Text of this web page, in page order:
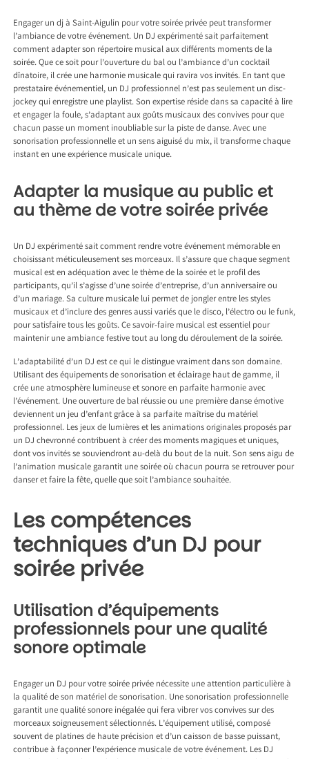
Engager undj à Saint-Aigulin pour votre soirée privée peut transformer
l’ambiance de votre événement. Un DJ expérimenté sait parfaitement
comment adapter son répertoire musical aux différents moments de la
soirée. Que ce soit pour l’ouverture du bal ou l’ambiance d’un cocktail
dînatoire, il crée une harmonie musicale qui ravira vos invités. En tant que
prestataire événementiel, un DJ professionnel n’est pas seulement un disc-
jockey qui enregistre une playlist. Son expertise réside dans sa capacité à lire
et engager la foule, s’adaptant aux goûts musicaux des convives pour que
chacun passe un moment inoubliable sur la piste de danse. Avec une
sonorisation professionnelle et un sens aiguisé du mix, il transforme chaque
instant en une expérience musicale unique.
Adapter la musique au public et
au thème de votre soirée privée
Un DJ expérimenté sait comment rendre votre événement mémorable en
choisissant méticuleusement ses morceaux. Il s’assure que chaque segment
musical est en adéquation avec le thème de la soirée et le profil des
participants, qu’il s’agisse d’une soirée d’entreprise, d’un anniversaire ou
d’un mariage. Sa culture musicale lui permet de jongler entre les styles
musicaux et d’inclure des genres aussi variés que le disco, l’électro ou le funk,
pour satisfaire tous les goûts. Ce savoir-faire musical est essentiel pour
maintenir une ambiance festive tout au long du déroulement de la soirée.
L’adaptabilité d’un DJ est ce qui le distingue vraiment dans son domaine.
Utilisant des équipements de sonorisation et éclairage haut de gamme, il
crée une atmosphère lumineuse et sonore en parfaite harmonie avec
l’événement. Une ouverture de bal réussie ou une première danse émotive
deviennent un jeu d’enfant grâce à sa parfaite maîtrise du matériel
professionnel. Les jeux de lumières et les animations originales proposés par
un DJ chevronné contribuent à créer des moments magiques et uniques,
dont vos invités se souviendront au-delà du bout de la nuit. Son sens aigu de
l’animation musicale garantit une soirée où chacun pourra se retrouver pour
danser et faire la fête, quelle que soit l’ambiance souhaitée.
Les compétences
techniques d’un DJ pour
soirée privée
Utilisation d’équipements
professionnels pour une qualité
sonore optimale
Engager un DJ pour votre soirée privée nécessite une attention particulière à
la qualité de son matériel de sonorisation. Une sonorisation professionnelle
garantit une qualité sonore inégalée qui fera vibrer vos convives sur des
morceaux soigneusement sélectionnés. L’équipement utilisé, composé
souvent de platines de haute précision et d’un caisson de basse puissant,
contribue à façonner l’expérience musicale de votre événement. Les DJ